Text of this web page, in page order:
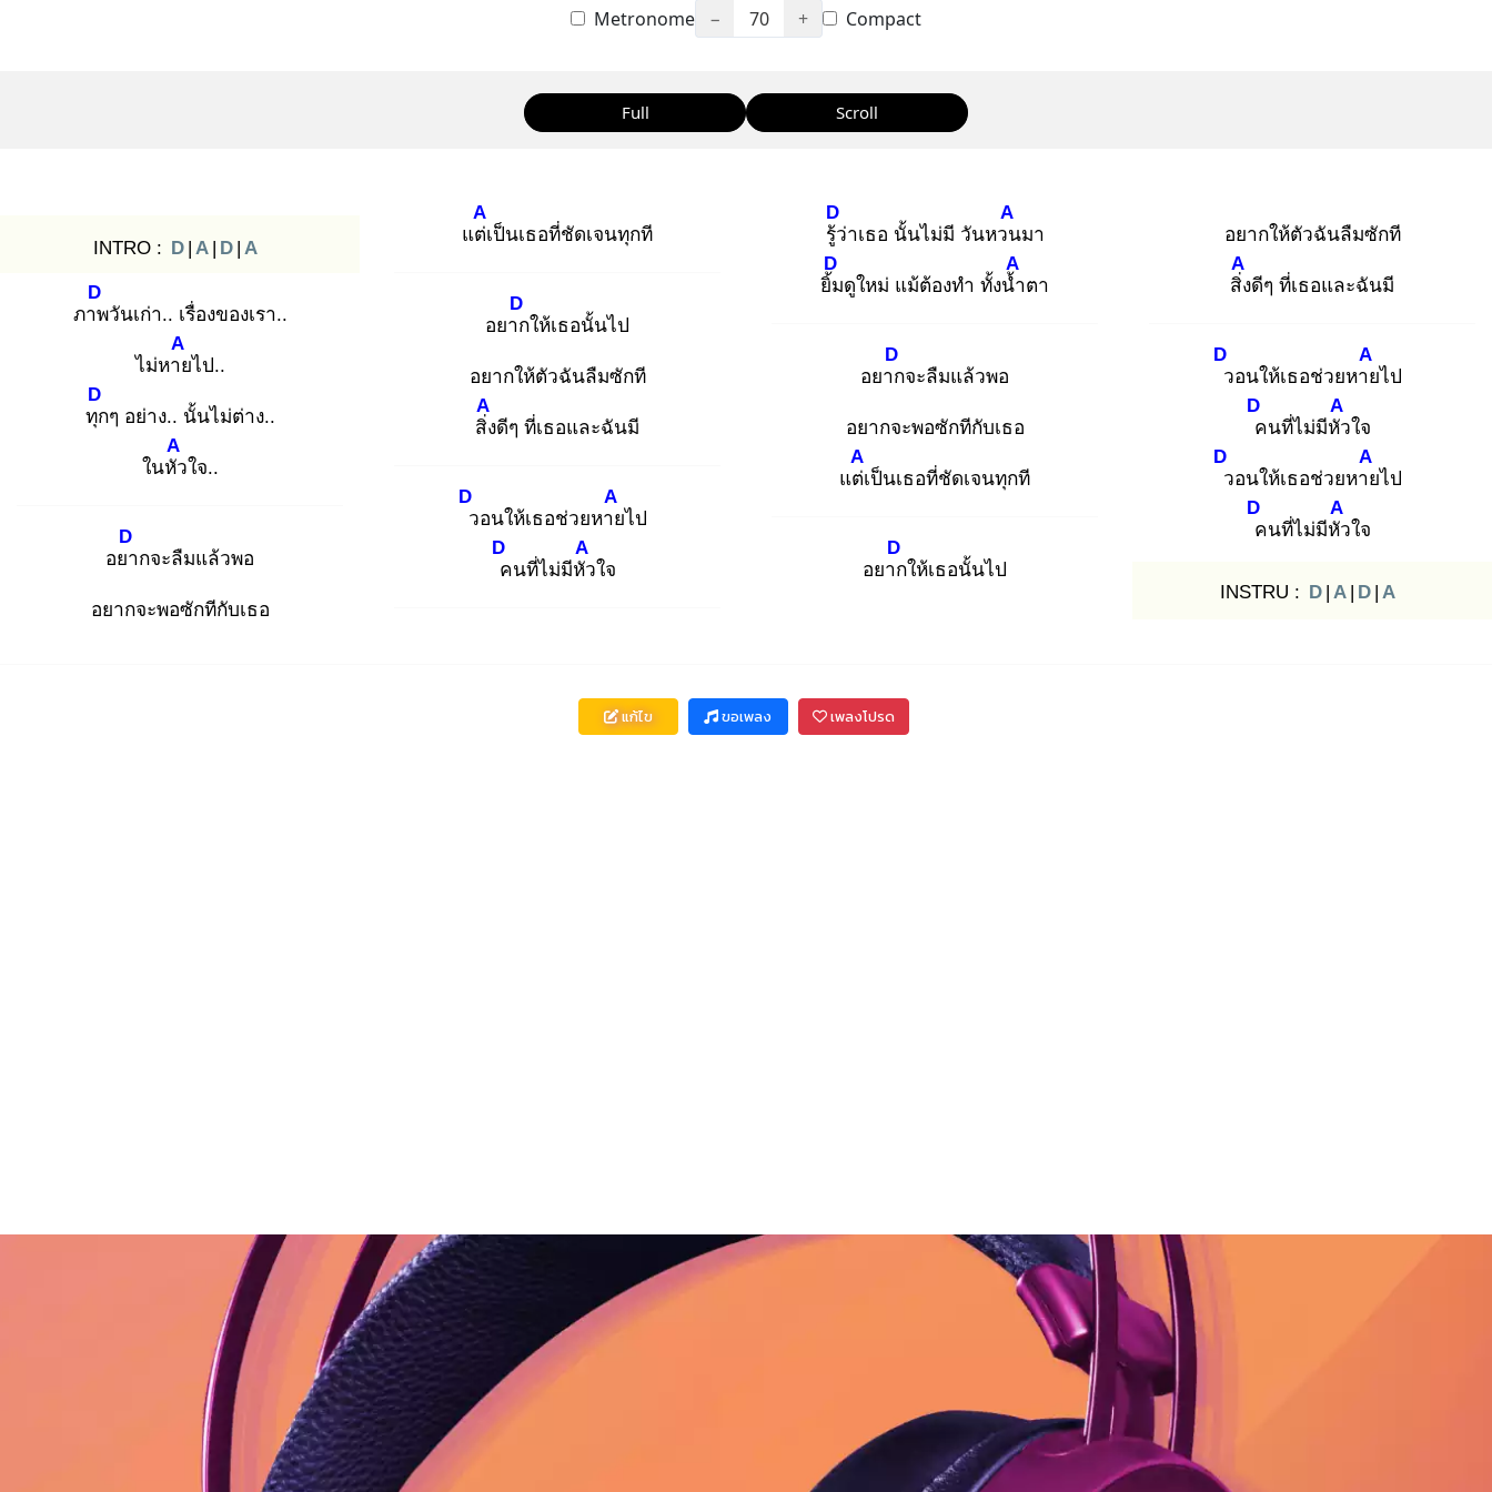
Metronome − 70 + Compact
Full Scroll
INTRO : D | A | D | A
ภาพ
D
วันเก่า.. เรื่องของเรา..
ไม่หาย
A
ไป..
ทุก
D
ๆ อย่าง.. นั้นไม่ต่าง..
ในหัว
A
ใจ..
อยา
D
กจะลืมแล้วพอ
อยากจะพอซักทีกับเธอ
แต่เ
A
ป็นเธอที่ชัดเจนทุกที
อยาก
D
ให้เธอนั้นไป
อยากให้ตัวฉันลืมซักที
สิ่ง
A
ดีๆ ที่เธอและฉันมี
ว
D
อนให้เธอช่วยหาย
A
ไป
ค
D
นที่ไม่มีหัว
A
ใจ
รู้ว่
D
าเธอ นั้นไม่มี วันหวน
A
มา
ยิ้ม
D
ดูใหม่ แม้ต้องทำ ทั้งน้ำ
A
ตา
อยาก
D
จะลืมแล้วพอ
อยากจะพอซักทีกับเธอ
แต่เ
A
ป็นเธอที่ชัดเจนทุกที
อยาก
D
ให้เธอนั้นไป
อยากให้ตัวฉันลืมซักที
สิ่ง
A
ดีๆ ที่เธอและฉันมี
ว
D
อนให้เธอช่วยหาย
A
ไป
ค
D
นที่ไม่มีหัว
A
ใจ
ว
D
อนให้เธอช่วยหาย
A
ไป
ค
D
นที่ไม่มีหัว
A
ใจ
INSTRU : D | A | D | A
แก้ไข ขอเพลง เพลงโปรด